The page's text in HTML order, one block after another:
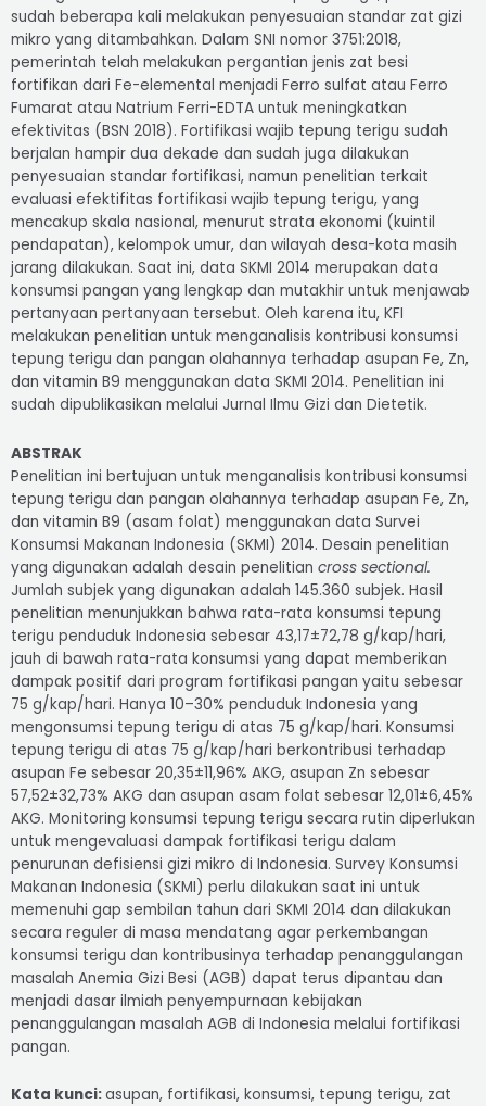
sudah beberapa kali melakukan penyesuaian standar zat gizi
mikro yang ditambahkan. Dalam SNI nomor 3751:2018,
pemerintah telah melakukan pergantian jenis zat besi
fortifikan dari Fe-elemental menjadi Ferro sulfat atau Ferro
Fumarat atau Natrium Ferri-EDTA untuk meningkatkan
efektivitas (BSN 2018). Fortifikasi wajib tepung terigu sudah
berjalan hampir dua dekade dan sudah juga dilakukan
penyesuaian standar fortifikasi, namun penelitian terkait
evaluasi efektifitas fortifikasi wajib tepung terigu, yang
mencakup skala nasional, menurut strata ekonomi (kuintil
pendapatan), kelompok umur, dan wilayah desa-kota masih
jarang dilakukan. Saat ini, data SKMI 2014 merupakan data
konsumsi pangan yang lengkap dan mutakhir untuk menjawab
pertanyaan pertanyaan tersebut. Oleh karena itu, KFI
melakukan penelitian untuk menganalisis kontribusi konsumsi
tepung terigu dan pangan olahannya terhadap asupan Fe, Zn,
dan vitamin B9 menggunakan data SKMI 2014. Penelitian ini
sudah dipublikasikan melalui Jurnal Ilmu Gizi dan Dietetik.
ABSTRAK
Penelitian ini bertujuan untuk menganalisis kontribusi konsumsi
tepung terigu dan pangan olahannya terhadap asupan Fe, Zn,
dan vitamin B9 (asam folat) menggunakan data Survei
Konsumsi Makanan Indonesia (SKMI) 2014. Desain penelitian
yang digunakan adalah desain penelitian cross sectional.
Jumlah subjek yang digunakan adalah 145.360 subjek. Hasil
penelitian menunjukkan bahwa rata-rata konsumsi tepung
terigu penduduk Indonesia sebesar 43,17±72,78 g/kap/hari,
jauh di bawah rata-rata konsumsi yang dapat memberikan
dampak positif dari program fortifikasi pangan yaitu sebesar
75 g/kap/hari. Hanya 10–30% penduduk Indonesia yang
mengonsumsi tepung terigu di atas 75 g/kap/hari. Konsumsi
tepung terigu di atas 75 g/kap/hari berkontribusi terhadap
asupan Fe sebesar 20,35±11,96% AKG, asupan Zn sebesar
57,52±32,73% AKG dan asupan asam folat sebesar 12,01±6,45%
AKG. Monitoring konsumsi tepung terigu secara rutin diperlukan
untuk mengevaluasi dampak fortifikasi terigu dalam
penurunan defisiensi gizi mikro di Indonesia. Survey Konsumsi
Makanan Indonesia (SKMI) perlu dilakukan saat ini untuk
memenuhi gap sembilan tahun dari SKMI 2014 dan dilakukan
secara reguler di masa mendatang agar perkembangan
konsumsi terigu dan kontribusinya terhadap penanggulangan
masalah Anemia Gizi Besi (AGB) dapat terus dipantau dan
menjadi dasar ilmiah penyempurnaan kebijakan
penanggulangan masalah AGB di Indonesia melalui fortifikasi
pangan.
Kata kunci:asupan, fortifikasi, konsumsi, tepung terigu, zat